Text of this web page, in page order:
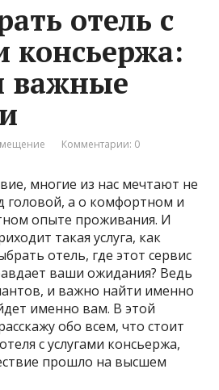
отель с
консьержа:
важные
Комментарии: 0
многие из нас мечтают не
головой, а о комфортном и
опыте проживания. И
такая услуга, как
отель, где этот сервис
ваши ожидания? Ведь
и важно найти именно
именно вам. В этой
обо всем, что стоит
с услугами консьержа,
прошло на высшем